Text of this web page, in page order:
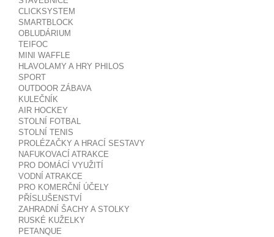
CLICKSYSTEM
SMARTBLOCK
OBLUDÁRIUM
TEIFOC
MINI WAFFLE
HLAVOLAMY A HRY PHILOS
SPORT
OUTDOOR ZÁBAVA
KULEČNÍK
AIR HOCKEY
STOLNÍ FOTBAL
STOLNÍ TENIS
PROLÉZAČKY A HRACÍ SESTAVY
NAFUKOVACÍ ATRAKCE
PRO DOMÁCÍ VYUŽITÍ
VODNÍ ATRAKCE
PRO KOMERČNÍ ÚČELY
PŘÍSLUŠENSTVÍ
ZAHRADNÍ ŠACHY A STOLKY
RUSKÉ KUŽELKY
PETANQUE